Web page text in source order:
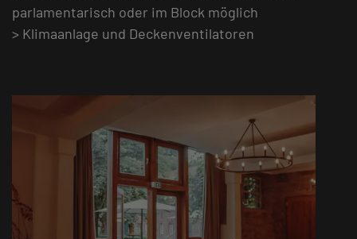
parlamentarisch oder im Block möglich
> Klimaanlage und Deckenventilatoren